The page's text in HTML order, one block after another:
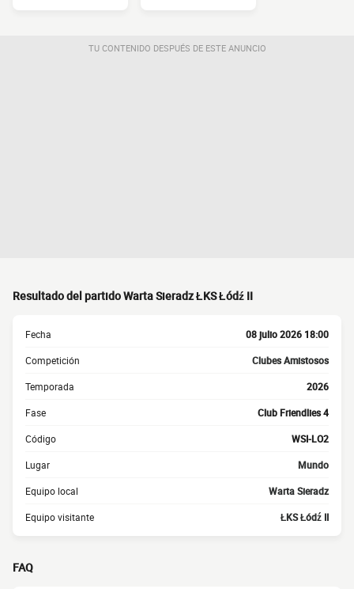
TU CONTENIDO DESPUÉS DE ESTE ANUNCIO
Resultado del partido Warta Sieradz ŁKS Łódź II
Fecha 08 julio 2026 18:00
Competición Clubes Amistosos
Temporada 2026
Fase Club Friendlies 4
Código WSI-LO2
Lugar Mundo
Equipo local Warta Sieradz
Equipo visitante ŁKS Łódź II
FAQ